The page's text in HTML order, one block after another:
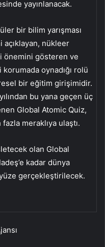
yayınlanacak.
bir bilim yarışması
nükleer
önemini gösteren ve
oynadığı rolü
bir eğitim girişimidir.
bu yana geçen üç
Global Atomic Quiz,
meraklıya ulaştı.
olan Global
kadar dünya
gerçekleştirilecek.